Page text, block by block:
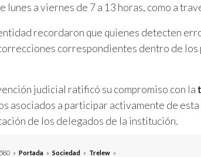
lunes a viernes de 7 a 13 horas, como a
recordaron que quienes detecten
correspondientes dentro de los
judicial ratificó su compromiso con la
asociados a participar activamente de
de los delegados de la institución.
» Portada » Sociedad » Trelew »